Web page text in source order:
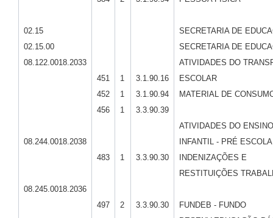
02.15
02.15.00
08.122.0018.2033
08.244.0018.2038
08.245.0018.2036
451
452
456
483
497
1
1
1
1
2
3.1.90.16
3.1.90.94
3.3.90.39
3.3.90.30
3.3.90.30
SECRETARIA DE
SECRETARIA DE
ATIVIDADES DO
ESCOLAR
MATERIAL DE
ATIVIDADES DO ENSINO
INFANTIL - PRÉ ESCOLA
INDENIZAÇÕES E
RESTITUIÇÕES
FUNDEB - FUNDO